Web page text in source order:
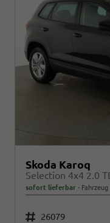
Skoda Karoq
sofort lieferbar
Fahrzeugnr. 26079